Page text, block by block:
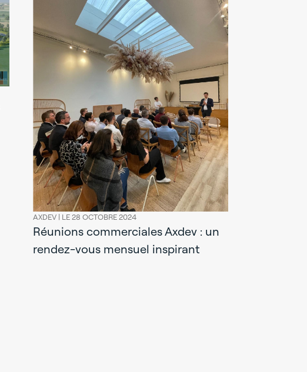
AXDEV | LE 28 OCTOBRE 2024
Réunions commerciales Axdev : un
rendez-vous mensuel inspirant